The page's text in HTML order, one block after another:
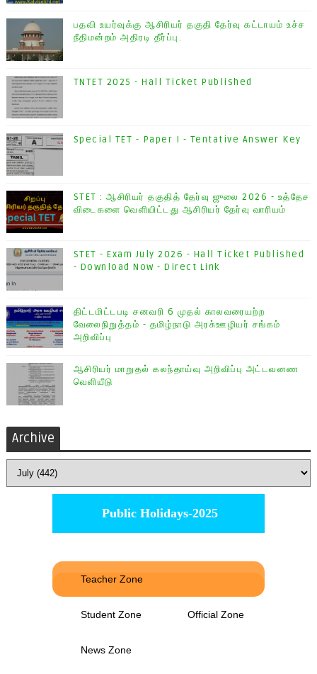
பதவி உயர்வுக்கு ஆசிரியர் தகுதி தேர்வு கட்டாயம் உச்ச
நீதிமன்றம் அதிரடி தீர்ப்பு.
TNTET 2025 - Hall Ticket Published
Special TET - Paper I - Tentative Answer Key
STET : ஆசிரியர் தகுதித் தேர்வு ஜுலை 2026 - உத்தேச
விடைகளை வெளியிட்டது ஆசிரியர் தேர்வு வாரியம்
STET - Exam July 2026 - Hall Ticket Published
- Download Now - Direct Link
திட்டமிட்டபடி சனவரி 6 முதல் காலவரையற்ற
வேலைநிறுத்தம் - தமிழ்நாடு அரசு்ஊழியர் சங்கம்
அறிவிப்பு
ஆசிரியர் மாறுதல் கலந்தாய்வு அறிவிப்பு அட்டவனண
வெளியீடு
Archive
Public Holidays-2025
Teacher Zone
Student Zone Official Zone
News Zone